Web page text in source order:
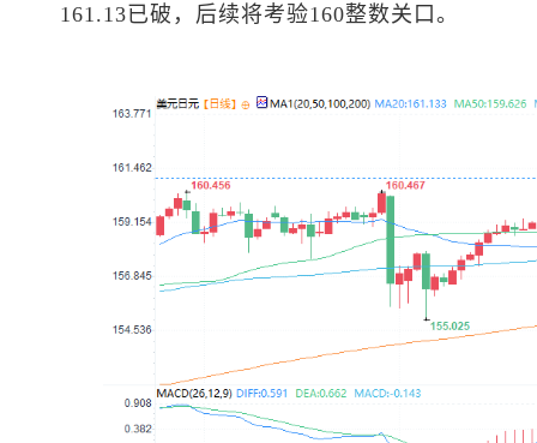
161.13已破，后续将考验160整数关口。